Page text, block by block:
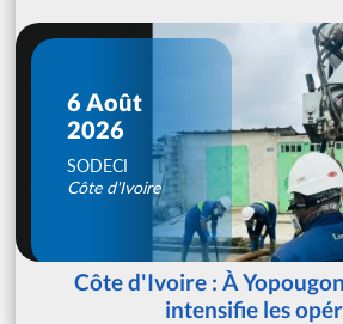
6 Août
2026
SODECI
Côte d'Ivoire
Côte d'Ivoire : À
intensifie les